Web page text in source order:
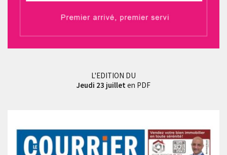
L'EDITION DU
Jeudi 23 juillet en PDF